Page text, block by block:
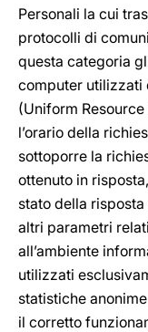
Personali la cui
protocolli di
questa categoria
computer utilizzati
(Uniform
l’orario della
sottoporre la
ottenuto in
stato della
altri parametri
all’ambiente
utilizzati
statistiche
il corretto